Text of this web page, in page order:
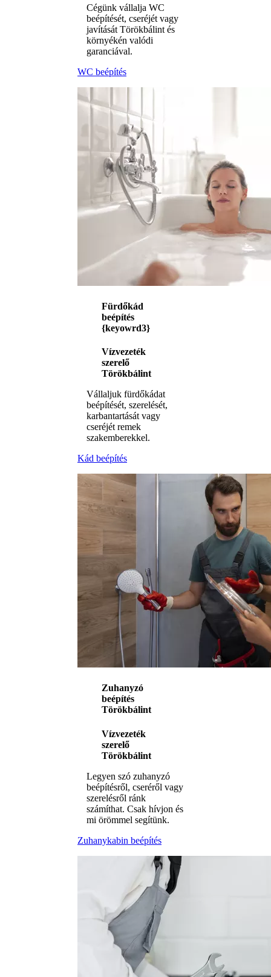
Cégünk vállalja WC
beépítését, cseréjét vagy
javítását Törökbálint és
környékén valódi
garanciával.
WC beépítés
Fürdőkád
beépítés
{keyowrd3}
Vízvezeték
szerelő
Törökbálint
Vállaljuk fürdőkádat
beépítését, szerelését,
karbantartását vagy
cseréjét remek
szakemberekkel.
Kád beépítés
Zuhanyzó
beépítés
Törökbálint
Vízvezeték
szerelő
Törökbálint
Legyen szó zuhanyzó
beépítésről, cseréről vagy
szerelésről ránk
számíthat. Csak hívjon és
mi örömmel segítünk.
Zuhanykabin beépítés